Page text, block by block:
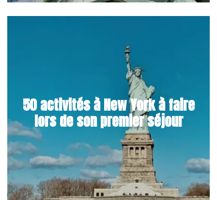
50 activités à New York à faire
lors de son premier séjour